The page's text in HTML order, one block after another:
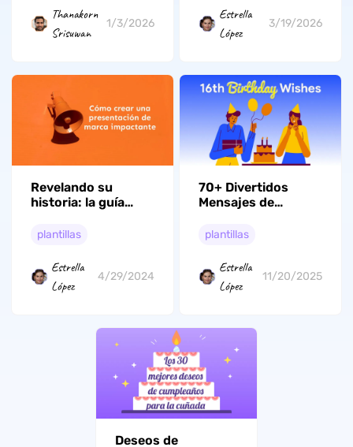
Thanakorn
Srisuwan
1/3/2026
encantadores,
tiernos, largos,
bonitos, divertidos)
Estrella
López
3/19/2026
Revelando su
historia: la guía
impresionantes
marca (con
plantillas)
plantillas
Estrella
López
4/29/2024
70+ Divertidos
Mensajes de
Los Harán Reír
plantillas
Estrella
López
11/20/2025
Deseos de